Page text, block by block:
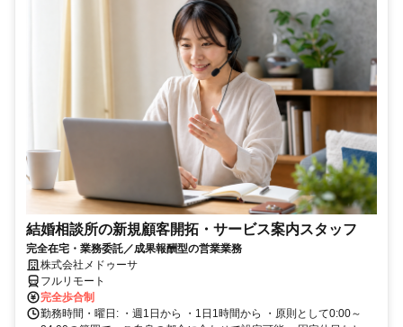
結婚相談所の新規顧客開拓・サービス案内スタッフ
完全在宅・業務委託／成果報酬型の営業業務
株式会社メドゥーサ
フルリモート
完全歩合制
勤務時間・曜日: ・週1日から ・1日1時間から ・原則として0:00～